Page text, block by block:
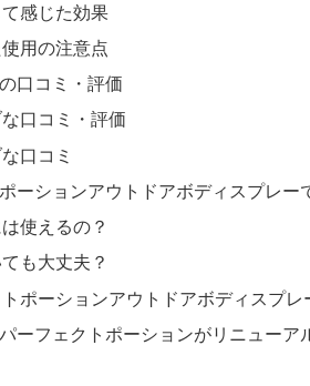
感じた効果
用の注意点
口コミ・評価
口コミ・評価
口コミ
ーションアウトドアボディスプレー
使えるの？
も大丈夫？
ポーションアウトドアボディスプレ
ーフェクトポーションがリニューア